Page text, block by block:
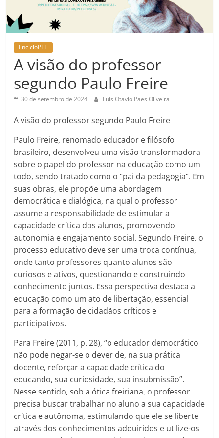
EncicloPET
A visão do professor
segundo Paulo Freire
30 de setembro de 2024 Luis Otavio Paes Oliveira
A visão do professor segundo Paulo Freire
Paulo Freire, renomado educador e filósofo
brasileiro, desenvolveu uma visão transformadora
sobre o papel do professor na educação como um
todo, sendo tratado como o “pai da pedagogia”. Em
suas obras, ele propõe uma abordagem
democrática e dialógica, na qual o professor
assume a responsabilidade de estimular a
capacidade crítica dos alunos, promovendo
autonomia e engajamento social. Segundo Freire, o
processo educativo deve ser uma troca contínua,
onde tanto professores quanto alunos são
curiosos e ativos, questionando e construindo
conhecimento juntos. Essa perspectiva destaca a
educação como um ato de libertação, essencial
para a formação de cidadãos críticos e
participativos.
Para Freire (2011, p. 28), “o educador democrático
não pode negar-se o dever de, na sua prática
docente, reforçar a capacidade crítica do
educando, sua curiosidade, sua insubmissão”.
Nesse sentido, sob a ótica freiriana, o professor
precisa buscar trabalhar no aluno a sua capacidade
crítica e autônoma, estimulando que ele se liberte
através dos conhecimentos adquiridos e utilize-os